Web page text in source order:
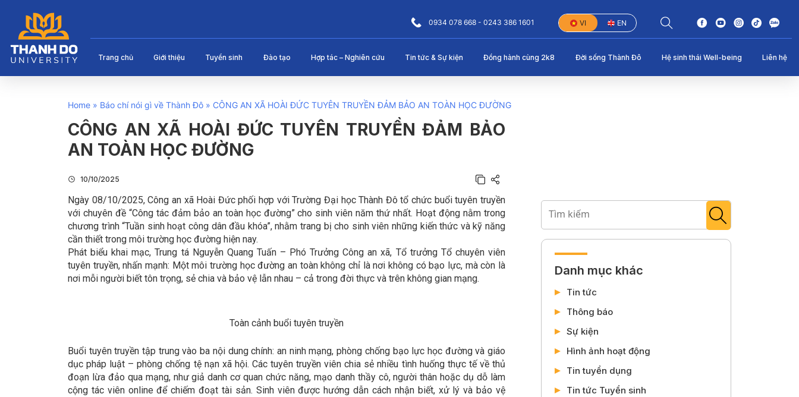
0934 078 668 - 0243 386 1601 VI EN
Trang chủ Giới thiệu Tuyển sinh Đào tạo Hợp tác – Nghiên cứu Tin tức & Sự kiện Đồng hành cùng 2k8 Đời sống Thành Đô Hệ sinh thái Well-being Liên hệ
Home » Báo chí nói gì về Thành Đô » CÔNG AN XÃ HOÀI ĐỨC TUYÊN TRUYỀN ĐẢM BẢO AN TOÀN HỌC ĐƯỜNG
CÔNG AN XÃ HOÀI ĐỨC TUYÊN TRUYỀN ĐẢM BẢO
AN TOÀN HỌC ĐƯỜNG
10/10/2025
Ngày 08/10/2025, Công an xã Hoài Đức phối hợp với Trường Đại học Thành Đô tổ chức buổi tuyên truyền
với chuyên đề “Công tác đảm bảo an toàn học đường” cho sinh viên năm thứ nhất. Hoạt động nằm trong
chương trình “Tuần sinh hoạt công dân đầu khóa”, nhằm trang bị cho sinh viên những kiến thức và kỹ năng
cần thiết trong môi trường học đường hiện nay.
Phát biểu khai mạc, Trung tá Nguyễn Quang Tuấn – Phó Trưởng Công an xã, Tổ trưởng Tổ chuyên viên
tuyên truyền, nhấn mạnh: Một môi trường học đường an toàn không chỉ là nơi không có bạo lực, mà còn là
nơi mỗi người biết tôn trọng, sẻ chia và bảo vệ lẫn nhau – cả trong đời thực và trên không gian mạng.
Toàn cảnh buổi tuyên truyền
Buổi tuyên truyền tập trung vào ba nội dung chính: an ninh mạng, phòng chống bạo lực học đường và giáo
dục pháp luật – phòng chống tệ nạn xã hội. Các tuyên truyền viên chia sẻ nhiều tình huống thực tế về thủ
đoạn lừa đảo qua mạng, như giả danh cơ quan chức năng, mạo danh thầy cô, người thân hoặc dụ dỗ làm
cộng tác viên online để chiếm đoạt tài sản. Sinh viên được hướng dẫn cách nhận biết, xử lý và bảo vệ
Danh mục khác
Tin tức
Thông báo
Sự kiện
Hình ảnh hoạt động
Tin tuyển dụng
Tin tức Tuyển sinh